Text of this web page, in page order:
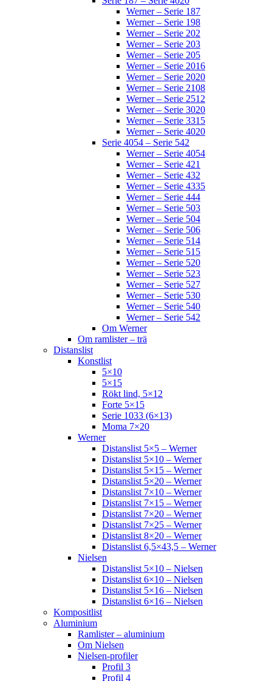
Werner – Serie 187
Werner – Serie 198
Werner – Serie 202
Werner – Serie 203
Werner – Serie 205
Werner – Serie 2016
Werner – Serie 2020
Werner – Serie 2108
Werner – Serie 2512
Werner – Serie 3020
Werner – Serie 3315
Werner – Serie 4020
Serie 4054 – Serie 542
Werner – Serie 4054
Werner – Serie 421
Werner – Serie 432
Werner – Serie 4335
Werner – Serie 444
Werner – Serie 503
Werner – Serie 504
Werner – Serie 506
Werner – Serie 514
Werner – Serie 515
Werner – Serie 520
Werner – Serie 523
Werner – Serie 527
Werner – Serie 530
Werner – Serie 540
Werner – Serie 542
Om Werner
Om ramlister – trä
Distanslist
Konstlist
5×10
5×15
Rökt lind, 5×12
Forte 5×15
Serie 1033 (6×13)
Moma 7×20
Werner
Distanslist 5×5 – Werner
Distanslist 5×10 – Werner
Distanslist 5×15 – Werner
Distanslist 5×20 – Werner
Distanslist 7×10 – Werner
Distanslist 7×15 – Werner
Distanslist 7×20 – Werner
Distanslist 7×25 – Werner
Distanslist 8×20 – Werner
Distanslist 6,5×43,5 – Werner
Nielsen
Distanslist 5×10 – Nielsen
Distanslist 6×10 – Nielsen
Distanslist 5×16 – Nielsen
Distanslist 6×16 – Nielsen
Kompositlist
Aluminium
Ramlister – aluminium
Om Nielsen
Nielsen-profiler
Profil 3
Profil 4